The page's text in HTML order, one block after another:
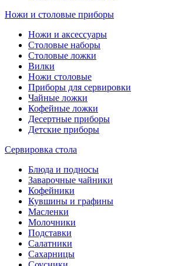
Ножи и столовые приборы
Ножи и аксессуары
Столовые наборы
Столовые ложки
Вилки
Ножи столовые
Приборы для сервировки
Чайные ложки
Кофейные ложки
Десертные приборы
Детские приборы
Сервировка стола
Блюда и подносы
Заварочные чайники
Кофейники
Кувшины и графины
Масленки
Молочники
Подставки
Салатники
Сахарницы